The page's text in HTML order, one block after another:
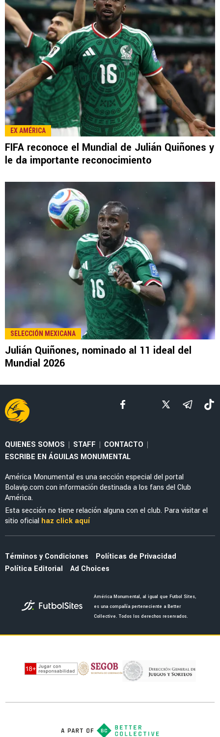
LEE TAMBIÉN
NOTICIAS
La nueva marca en la piel de Julián Quiñones
que causó furor en redes sociales
Al Qadisiya recibe como héroe a Julián